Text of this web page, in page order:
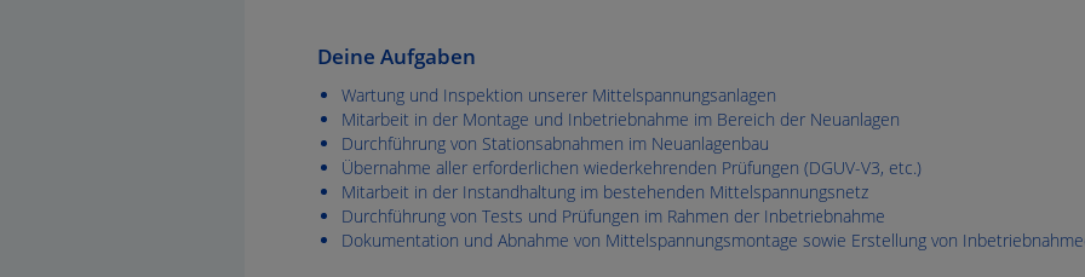
Deine Aufgaben
Wartung und Inspektion unserer Mittelspannungsanlagen
Mitarbeit in der Montage und Inbetriebnahme im Bereich der Neuanlagen
Durchführung von Stationsabnahmen im Neuanlagenbau
Übernahme aller erforderlichen wiederkehrenden Prüfungen (DGUV-V3, etc.)
Mitarbeit in der Instandhaltung im bestehenden Mittelspannungsnetz
Durchführung von Tests und Prüfungen im Rahmen der Inbetriebnahme
Dokumentation und Abnahme von Mittelspannungsmontage sowie Erstellung von